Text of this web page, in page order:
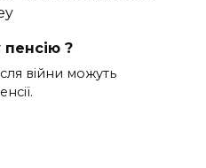
пенсію ?
війни можуть